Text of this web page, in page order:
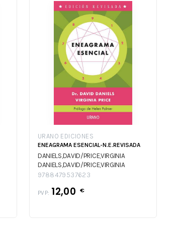
URANO EDICIONES
ENEAGRAMA ESENCIAL-N.E.REVISADA
DANIELS,DAVID/PRICE,VIRGINIA
DANIELS,DAVID/PRICE,VIRGINIA
9788479537623
PVP: 12,00 €